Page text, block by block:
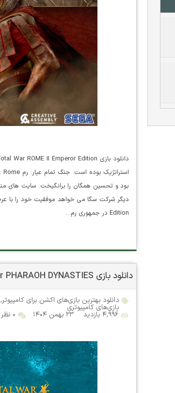
بود و تحسین همگان را برانگیخت. سایت های
Edition در جمهوری رم…
دانلود بازی Total War PHARAOH DYNASTIES نسخه RUNE
دانلود بهترین بازی‌های اکشن برای کامپیوتر,
بازی‌های کامپیوتری
۴,۹۹۶ بازدید ۲۳ بهمن ۱۴۰۴ ۰ نظر